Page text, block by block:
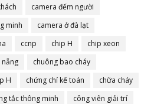
camera đếm người
minh
camera ở đà lạt
ccnp chip H
chip xeon
chuông bao cháy
H chứng chỉ kế toán
chữa cháy
tắc thông minh
công viên giải trí